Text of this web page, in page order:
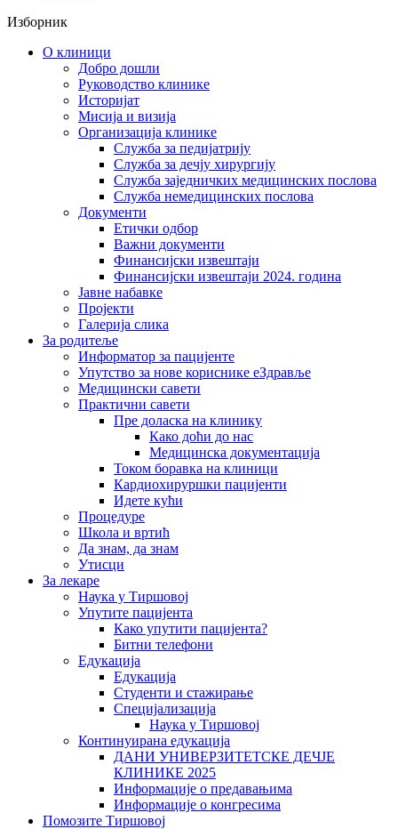
Изборник
О клиници
Добро дошли
Руководство клинике
Историјат
Мисија и визија
Организација клинике
Служба за педијатрију
Служба за дечју хирургију
Служба заједничких медицинских послова
Служба немедицинских послова
Документи
Етички одбор
Важни документи
Финансијски извештаји
Финансијски извештаји 2024. година
Јавне набавке
Пројекти
Галерија слика
За родитеље
Информатор за пацијенте
Упутство за нове кориснике еЗдравље
Медицински савети
Практични савети
Пре доласка на клинику
Како доћи до нас
Медицинска документација
Током боравка на клиници
Кардиохируршки пацијенти
Идете кући
Процедуре
Школа и вртић
Да знам, да знам
Утисци
За лекаре
Наука у Тиршовој
Упутите пацијента
Како упутити пацијента?
Битни телефони
Едукација
Едукација
Студенти и стажирање
Специјализација
Наука у Тиршовој
Континуирана едукација
ДАНИ УНИВЕРЗИТЕТСКЕ ДЕЧЈЕ
КЛИНИКЕ 2025
Информације о предавањима
Информације о конгресима
Помозите Тиршовој